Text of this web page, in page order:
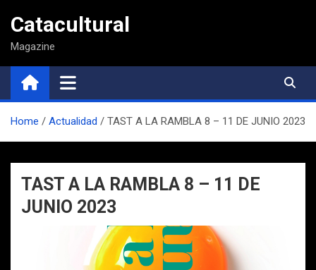
contenido
Catacultural
Magazine
Home Actualidad TAST A LA RAMBLA 8 – 11 DE JUNIO 2023
TAST A LA RAMBLA 8 – 11 DE
JUNIO 2023